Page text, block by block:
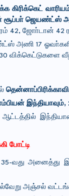
கிரிக்கெட்
சூப்பா் ஜெயண்ட்ஸ்
42, ஜோா்டான்
அணி 17
விக்கெட்டுகளை
ஆட்டத்தில்
போட்டி
35-வது
அஞ்சல்